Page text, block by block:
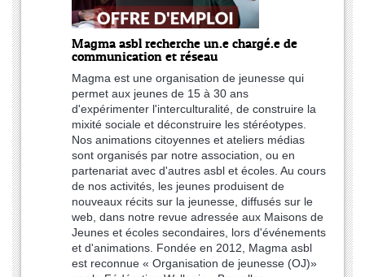
Magma asbl recherche un.e chargé.e de
communication et réseau
Magma est une organisation de jeunesse qui
permet aux jeunes de 15 à 30 ans
d'expérimenter l'interculturalité, de construire la
mixité sociale et déconstruire les stéréotypes.
Nos animations citoyennes et ateliers médias
sont organisés par notre association, ou en
partenariat avec d'autres asbl et écoles. Au cours
de nos activités, les jeunes produisent de
nouveaux récits sur la jeunesse, diffusés sur le
web, dans notre revue adressée aux Maisons de
Jeunes et écoles secondaires, lors d'événements
et d'animations. Fondée en 2012, Magma asbl
est reconnue « Organisation de jeunesse (OJ)»